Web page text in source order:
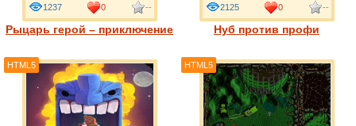
Рыцарь герой – приключение
1237 0 --
Нуб против профи
2125 0 --
HTML5 HTML5